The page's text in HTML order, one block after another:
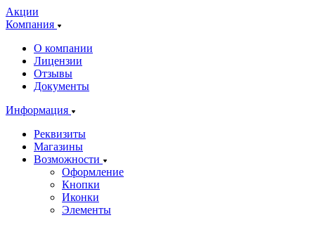
Акции
Компания
О компании
Лицензии
Отзывы
Документы
Информация
Реквизиты
Магазины
Возможности
Оформление
Кнопки
Иконки
Элементы